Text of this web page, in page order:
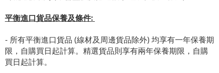
平衡進口貨品保養及條件:
- 所有平衡進口貨品 (線材及周邊貨品除外) 均享有一年保養期
限，自購買日起計算。精選貨品則享有兩年保養期限，自購
買日起計算。